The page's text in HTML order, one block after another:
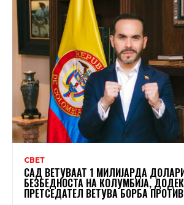
СВЕТ
САД ВЕТУВААТ 1 МИЛИЈАРДА
БЕЗБЕДНОСТА НА КОЛУМБИЈА,
ПРЕТСЕДАТЕЛ ВЕТУВА БОРБА